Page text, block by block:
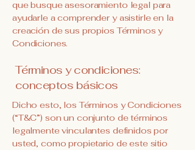
que busque asesoramiento legal para
ayudarle a comprender y asistirle en la
creación de sus propios Términos y
Condiciones.
Términos y condiciones:
conceptos básicos
Dicho esto, los Términos y Condiciones
(“T&C”) son un conjunto de términos
legalmente vinculantes definidos por
usted, como propietario de este sitio